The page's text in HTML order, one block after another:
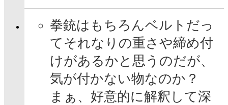
拳銃はもちろんベルトだっ
てそれなりの重さや締め付
けがあるかと思うのだが、
気が付かない物なのか？
まぁ、好意的に解釈して深